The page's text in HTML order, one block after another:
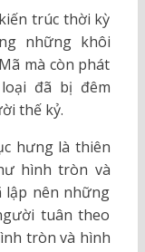
trúc thời kỳ
những khôi
mà còn phát
đã bị đêm
thế kỷ.
hưng là thiên
hình tròn và
lập nên những
tuân theo
tròn và hình